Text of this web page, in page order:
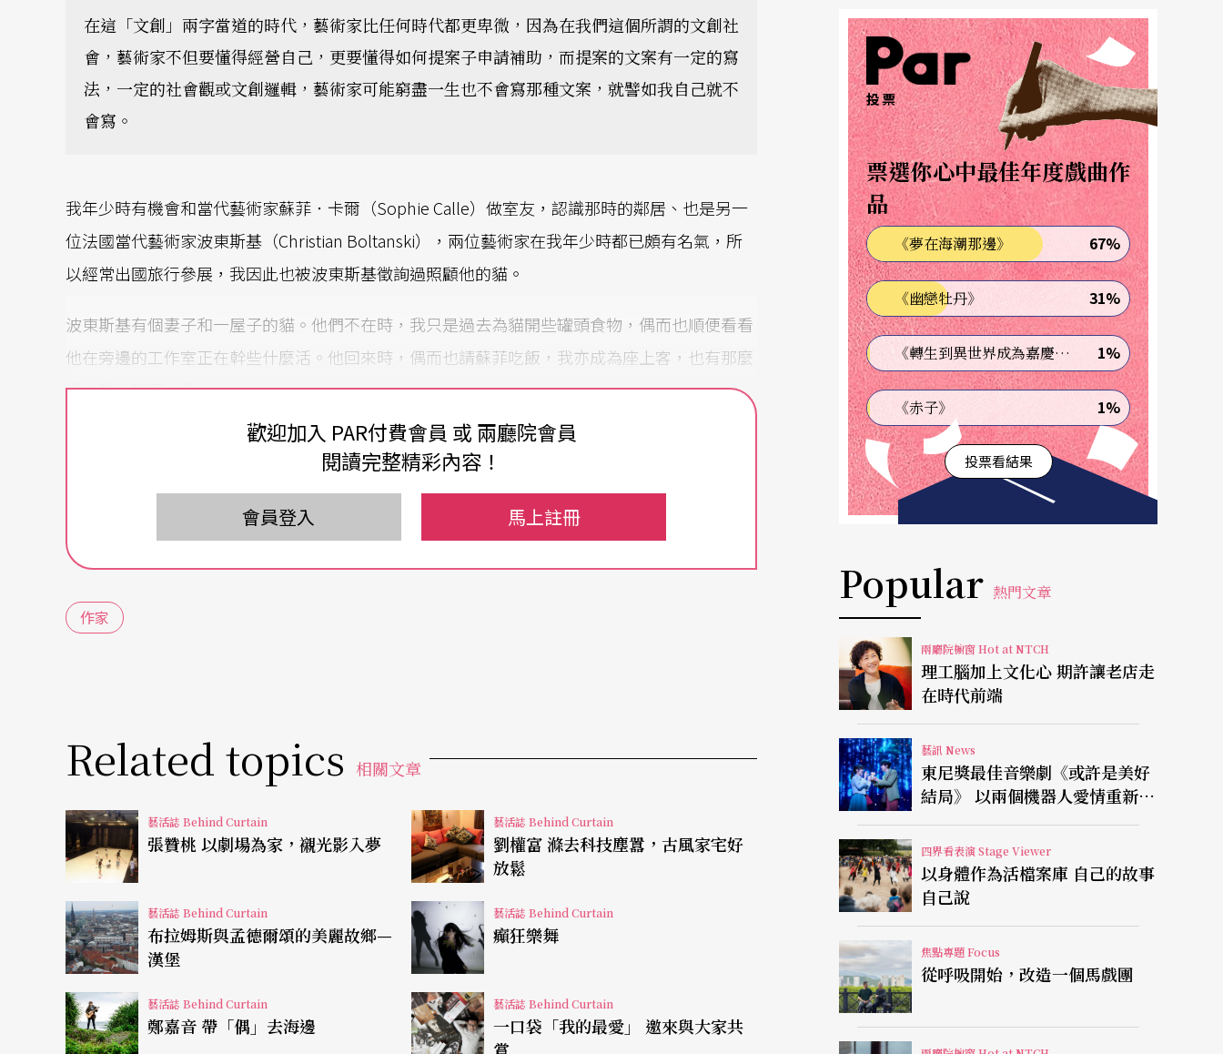
在這「文創」兩字當道的時代，藝術家比任何時代都更卑微，因為在我們這個所謂的文創社
會，藝術家不但要懂得經營自己，更要懂得如何提案子申請補助，而提案的文案有一定的寫
法，一定的社會觀或文創邏輯，藝術家可能窮盡一生也不會寫那種文案，就譬如我自己就不
會寫。
我年少時有機會和當代藝術家蘇菲．卡爾（Sophie Calle）做室友，認識那時的鄰居、也是另一
位法國當代藝術家波東斯基（Christian Boltanski），兩位藝術家在我年少時都已頗有名氣，所
以經常出國旅行參展，我因此也被波東斯基徵詢過照顧他的貓。
波東斯基有個妻子和一屋子的貓。他們不在時，我只是過去為貓開些罐頭食物，偶而也順便看看
他在旁邊的工作室正在幹些什麼活。他回來時，偶而也請蘇菲吃飯，我亦成為座上客，也有那麼
幾次和他聊了一會。
只有百分之卅的時間在做真正的創作
波東斯基的作品大致上我都很喜歡，他喜歡以衣服做題材，最近的作品是一年多前在巴黎大皇宮
（Grand Palais）展出的《無人》Personne
，藝術家似乎開始以生死為題材，探討人類核心存在
的本質問題，在大皇宮的展場上堆起一堆高達十公尺的衣物，配以各種人的呼吸聲，而巨大的起
名言：無人，死屍也。而波東斯基的十公尺人類的衣物塚，亦可視為人類的生死紀念碑。
一起，可見對他的尊重。那年，他那件作品是慕尼黑的失物招領處的內容，展出品包括假牙拐杖
衣服等等不一，就是失物待招領，那也是一個發人深省的有趣之作。
但這篇文章不是要談波東斯基的作品，而是要說說他認為藝術家該投入時間做什麼。也許你會很
驚訝，波東斯基告訴我，他覺得，他一天當中有百分之七十的時間都是在做人際關係或行政管
理，只有百分之卅的時間在做真正的創作。當時我很訝異，但那是因為我年少不懂，多年後，我
才明白，一位藝術家如果不經營人際關係，其實就只能等待運氣，比較難有出頭的機會。
所以波東斯基是對的？應該說，那一席談話只告訴我一個重點，藝術家的人際關係非常重要，甚
至比真正的創作更重要，只有創作沒有經營，藝術家很難成功。
歡迎加入 PAR付費會員 或 兩廳院會員
閱讀完整精彩內容！
會員登入 馬上註冊
作家
Related topics 相關文章
藝活誌 Behind Curtain
張贊桃 以劇場為家，襯光影入夢
藝活誌 Behind Curtain
劉權富 滌去科技塵囂，古風家宅好
放鬆
藝活誌 Behind Curtain
布拉姆斯與孟德爾頌的美麗故鄉—
漢堡
藝活誌 Behind Curtain
癲狂樂舞
藝活誌 Behind Curtain
鄭嘉音 帶「偶」去海邊
藝活誌 Behind Curtain
一口袋「我的最愛」 邀來與大家共
投票
票選你心中最佳年度戲曲作
品
《夢在海潮那邊》 67%
《幽戀牡丹》 31%
《轉生到異世界成為嘉慶君—發現我的祖先是詐騙集團!?》 1%
《赤子》 1%
投票看結果
Popular 熱門文章
兩廳院櫥窗 Hot at NTCH
理工腦加上文化心 期許讓老店走
在時代前端
藝訊 News
東尼獎最佳音樂劇《或許是美好
結局》 以兩個機器人愛情重新凝
視有限人生
四界看表演 Stage Viewer
以身體作為活檔案庫 自己的故事
自己說
焦點專題 Focus
從呼吸開始，改造一個馬戲團